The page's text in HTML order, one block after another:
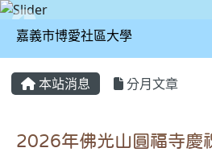
嘉義市博愛社區大學
本站消息 分月文章
2026年佛光山圓福寺慶